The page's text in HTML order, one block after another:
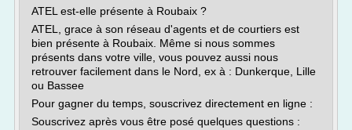
ATEL est-elle présente à Roubaix ?
ATEL, grace à son réseau d'agents et de courtiers est
bien présente à Roubaix. Même si nous sommes
présents dans votre ville, vous pouvez aussi nous
retrouver facilement dans le Nord, ex à : Dunkerque, Lille
ou Bassee
Pour gagner du temps, souscrivez directement en ligne :
Souscrivez après vous être posé quelques questions :